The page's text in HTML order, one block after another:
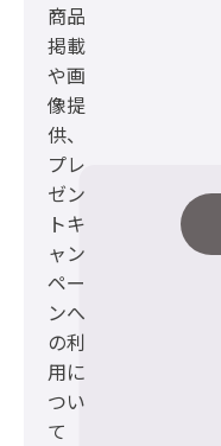
商品
掲載
や画
像提
供、
プレ
ゼン
トキ
ャン
ペー
ンへ
の利
用に
つい
て